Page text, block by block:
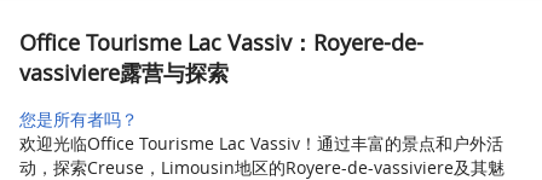
Office Tourisme Lac Vassiv：Royere-de-
vassiviere露营与探索
您是所有者吗？
欢迎光临Office Tourisme Lac Vassiv！通过丰富的景点和户外活
动，探索Creuse，Limousin地区的Royere-de-vassiviere及其魅